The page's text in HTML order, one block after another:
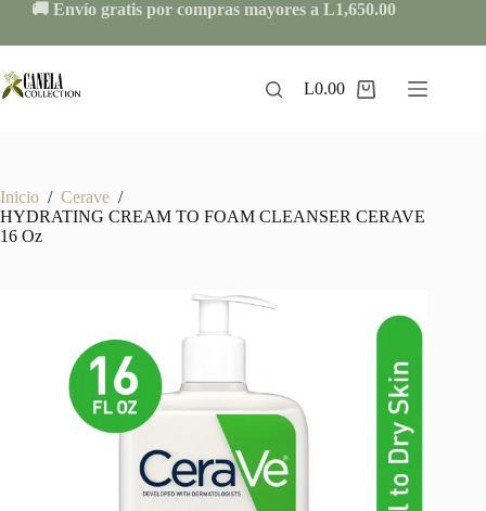
content
🚚 Envío gratis por compras mayores a L1,650.00
Shopping
L0.00
Inicio / Cerave /
HYDRATING CREAM TO FOAM CLEANSER CERAVE
16 Oz